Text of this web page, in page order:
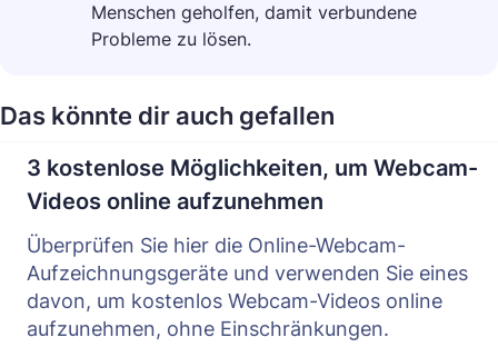
Menschen geholfen, damit verbundene
Probleme zu lösen.
Das könnte dir auch gefallen
3 kostenlose Möglichkeiten, um Webcam-
Videos online aufzunehmen
Überprüfen Sie hier die Online-Webcam-
Aufzeichnungsgeräte und verwenden Sie eines
davon, um kostenlos Webcam-Videos online
aufzunehmen, ohne Einschränkungen.